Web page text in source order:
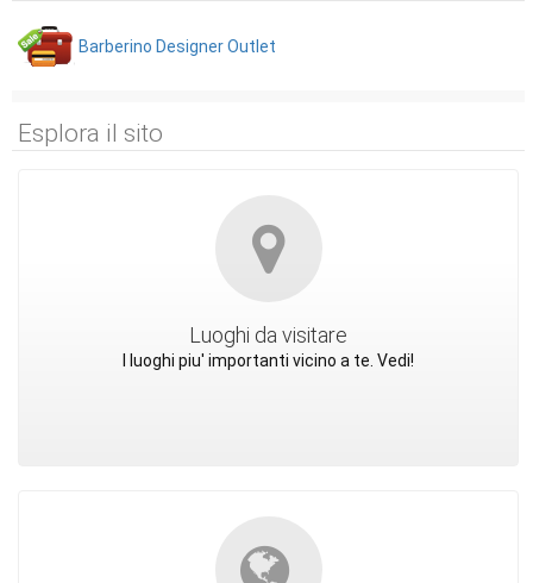
Barberino Designer Outlet
Esplora il sito
Luoghi da visitare
I luoghi piu' importanti vicino a te. Vedi!